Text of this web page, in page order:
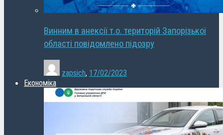
Винним в анексії т.о. територій Запорізької
області повідомлено підозру
zapsich, 17/02/2023
Економіка